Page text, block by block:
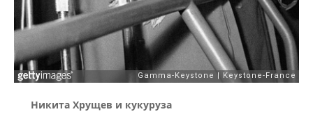
Никита Хрущев и кукуруза